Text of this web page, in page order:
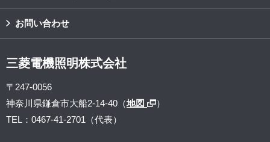
お問い合わせ
三菱電機照明株式会社
〒247-0056
神奈川県鎌倉市大船2-14-40（地図
）
TEL：0467-41-2701（代表）